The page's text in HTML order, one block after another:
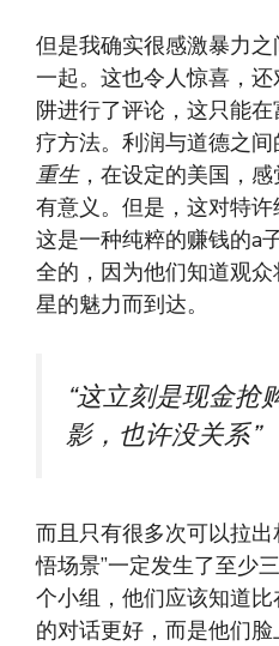
但是我确实很感激暴力
一起。这也令人惊喜，
阱进行了评论，这只能
疗方法。利润与道德之
重生，在设定的美国，
有意义。但是，这对特许
这是一种纯粹的赚钱的a
全的，因为他们知道观
星的魅力而到达。
“这立刻是现金抢
影，也许没关系”
而且只有很多次可以拉
悟场景”一定发生了至少
个小组，他们应该知道
的对话更好，而是他们